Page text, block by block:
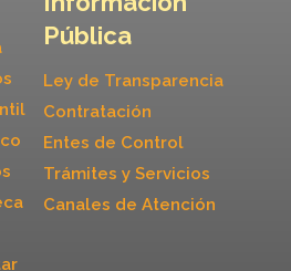
Pública
Ley de Transparencia
Contratación
Entes de Control
Trámites y Servicios
Canales de Atención